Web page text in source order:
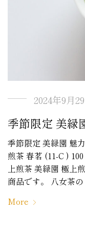
2024年9月
季節限定 美緑
季節限定 美緑園 魅
煎茶 春茗 (11-C )
上煎茶 美緑園 極
商品です。 八女茶
More